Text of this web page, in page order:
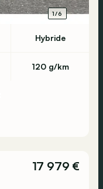
1/6
Hybride
120 g/km
17 979 €